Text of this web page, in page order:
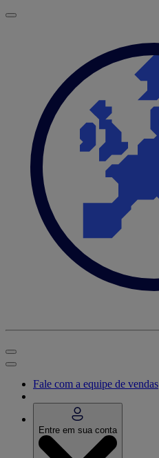
Fale com a equipe de vendas
Entre em sua conta